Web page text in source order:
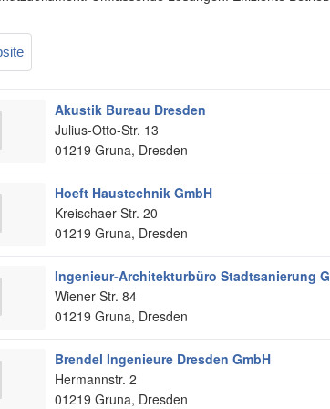
Akustik Bureau Dresden
Julius-Otto-Str. 13
01219 Gruna, Dresden
Hoeft Haustechnik GmbH
Kreischaer Str. 20
01219 Gruna, Dresden
Ingenieur-Architekturbüro Stadtsanierung
Wiener Str. 84
01219 Gruna, Dresden
Brendel Ingenieure Dresden GmbH
Hermannstr. 2
01219 Gruna, Dresden